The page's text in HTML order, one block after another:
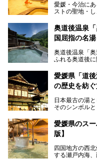
愛媛・今治に
ストの聖地・
ばれていて、
人に嬉しい工
ナまで種類豊
ポイントにつ
きたくなるこ
奥道後温泉
国屈指の名
奥道後温泉「
ふれる奥道後に
露天風呂。日
す。
ト。今回はニ
物の大露天風
その魅力をご
愛媛県「道
の歴史を紡
日本最古の湯
そのシンボル
いた保存修理
全館営業再開
愛媛県のス
版】
四国地方の西
する瀬戸内海